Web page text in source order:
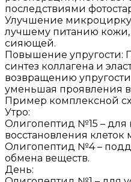
последствиями
Улучшение
лучшему питанию кожи,
сияющей.
Повышение упругости:
синтез коллагена и
возвращению
уменьшая проявления
Пример комплексной
Утро:
Олигопептид №15 –
восстановления клеток
Олигопептид №4 –
обмена веществ.
День: